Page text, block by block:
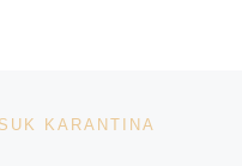
KARANTINA